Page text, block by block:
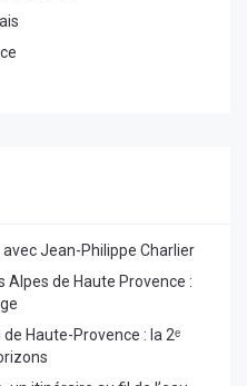
Jean-Philippe Charlier
Alpes de Haute Provence :
Haute-Provence : la 2ᵉ